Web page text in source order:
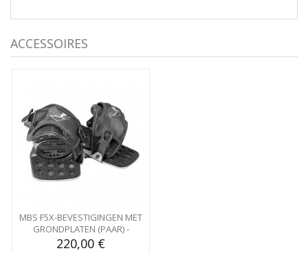
ACCESSOIRES
MBS F5X-BEVESTIGINGEN MET
GRONDPLATEN (PAAR) -
ZWART
220,00 €